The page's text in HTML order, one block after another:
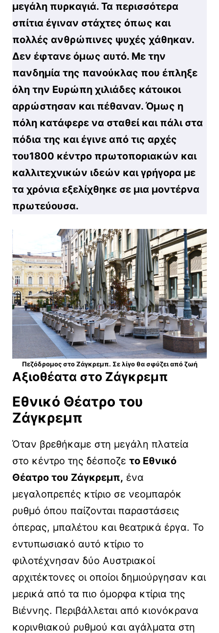
μεγάλη πυρκαγιά. Τα περισσότερα
σπίτια έγιναν στάχτες όπως και
πολλές ανθρώπινες ψυχές χάθηκαν.
Δεν έφτανε όμως αυτό. Με την
πανδημία της πανούκλας που έπληξε
όλη την Ευρώπη χιλιάδες κάτοικοι
αρρώστησαν και πέθαναν. Όμως η
πόλη κατάφερε να σταθεί και πάλι στα
πόδια της και έγινε από τις αρχές
του1800 κέντρο πρωτοποριακών και
καλλιτεχνικών ιδεών και γρήγορα με
τα χρόνια εξελίχθηκε σε μια μοντέρνα
πρωτεύουσα.
Πεζόδρομος στο Ζάγκρεμπ. Σε λίγο θα σφύζει από ζωή
Αξιοθέατα στο Ζάγκρεμπ
Εθνικό Θέατρο του
Ζάγκρεμπ
Όταν βρεθήκαμε στη μεγάλη πλατεία
στο κέντρο της δέσποζε το Εθνικό
Θέατρο του Ζάγκρεμπ, ένα
μεγαλοπρεπές κτίριο σε νεομπαρόκ
ρυθμό όπου παίζονται παραστάσεις
όπερας, μπαλέτου και θεατρικά έργα. Το
εντυπωσιακό αυτό κτίριο το
φιλοτέχνησαν δύο Αυστριακοί
αρχιτέκτονες οι οποίοι δημιούργησαν και
μερικά από τα πιο όμορφα κτίρια της
Βιέννης. Περιβάλλεται από κιονόκρανα
κορινθιακού ρυθμού και αγάλματα στη